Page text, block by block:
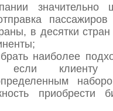
в десятки
наиболее
клиенту
приобрести